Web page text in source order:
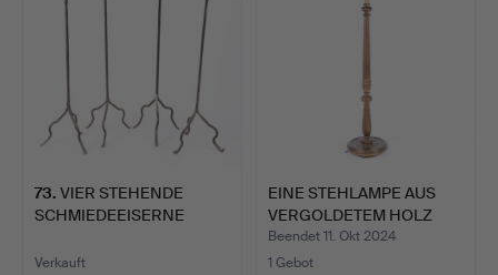
73. VIER STEHENDE
SCHMIEDEEISERNE
Verkauft
EINE STEHLAMPE AUS
VERGOLDETEM HOLZ
AUS DE…
Beendet 11. Okt 2024
1 Gebot